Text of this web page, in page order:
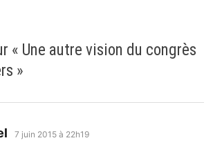
« Une autre vision du congrès
»
dit :
7 juin 2015 à 22h19